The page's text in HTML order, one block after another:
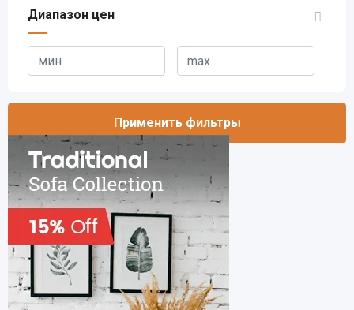
Диапазон цен
Применить фильтры